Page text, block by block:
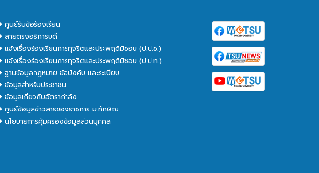
ศูนย์รับข้อร้องเรียน
สายตรงอธิการบดี
แจ้งเรื่องร้องเรียนการทุจริตและประพฤติมิชอบ (ป.ป.ช.)
แจ้งเรื่องร้องเรียนการทุจริตและประพฤติมิชอบ (ป.ป.ท.)
ฐานข้อมูลกฎหมาย ข้อบังคับ และระเบียบ
ข้อมูลสำหรับประชาชน
ข้อมูลเกี่ยวกับอัตรากำลัง
ศูนย์ข้อมูลข่าวสารของราชการ ม.ทักษิณ
นโยบายการคุ้มครองข้อมูลส่วนบุคคล